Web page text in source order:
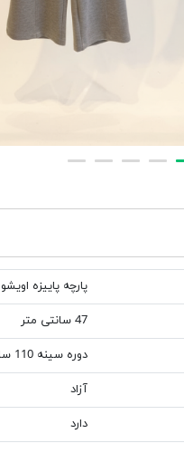
پارچه پاییزه اویشو
47 سانتی متر
دوره سینه 110 سانتی متر
آزاد
دارد